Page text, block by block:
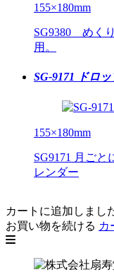
155×180mm
SG9380 めく
用。
SG-9171 ドロッ
155×180mm
SG9171 月ご
レンダー
カートに追加しまし
お買い物を続ける カ